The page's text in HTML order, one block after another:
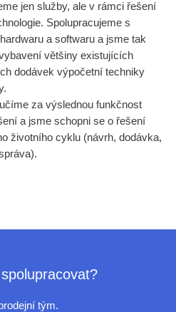
jen služby, ale v rámci řešení
Spolupracujeme s
a softwaru a jsme tak
většiny existujících
dodávek výpočetní techniky
za výslednou funkčnost
a jsme schopni se o řešení
životního cyklu (návrh, dodávka,
tým.